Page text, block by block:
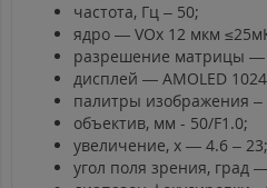
частота, Гц – 50;
ядро — VOx 12 мкм
разрешение матрицы —
дисплей — AMOLED
палитры изображения –
объектив, мм - 50/F1.0;
увеличение, х — 4.6 – 23;
угол поля зрения, град